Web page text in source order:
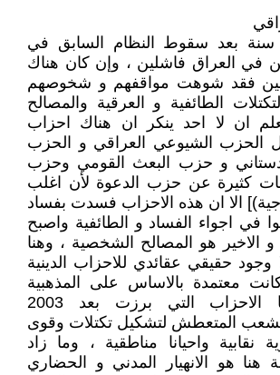
اثبتت تجارب 15 سنة بعد سقوط النظام السابق في
في العراق فاشلين ، وإن كان هناك
فقد شوهت مواقفهم و شخوصهم
الطائفية و العرقية والمصالح
ان لا احد ينكر ان هناك احزاب
الحزب الشيوعي العراقي و الحزب
و حزب البعث القومي وحزب
كثيرة عن حزب الدعوة لأن اغلب
الا ان هذه الاحزاب فسدت بفساد
في اجواء الفساد و الطائفية واصبح
و الاخير هو المصالح الشخصية ، وهنا
وجود حقيقي عقائدي للاحزاب الدينية
معتمدة بالاساس على المذهبية
الطائفية خصوصا الاحزاب التي برزت بعد 2003
المتعطش لتشكيل تكتلات وقوى
نقابية واحيانا مناطقية ، وما زاد
هنا هو الانهيار المدني و الحضاري